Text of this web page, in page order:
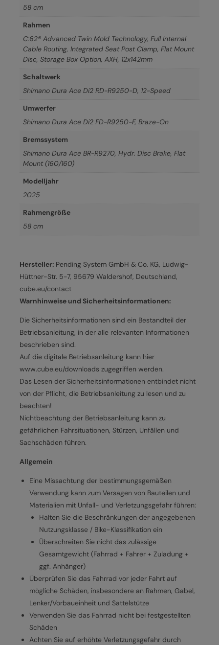
58 cm
Rahmen
C:62® Advanced Twin Mold Technology, Full Internal
Cable Routing, Integrated Seat Post Clamp, Flat Mount
Disc, Storage Box Option, AXH, 12x142mm
Schaltwerk
Shimano Dura Ace Di2 RD-R9250-D, 12-Speed
Umwerfer
Shimano Dura Ace Di2 FD-R9250-F, Braze-On
Bremssystem
Shimano Dura Ace BR-R9270, Hydr. Disc Brake, Flat
Mount (160/160)
Modelljahr
2025
Rahmengröße
58 cm
Hersteller: Pending System GmbH & Co. KG, Ludwig-
Hüttner-Str. 5-7, 95679 Waldershof, Deutschland,
cube.eu/contact
Warnhinweise und Sicherheitsinformationen:
Die Sicherheitsinformationen sind ein Bestandteil der
Betriebsanleitung, in der alle relevanten Informationen
beschrieben sind.
Auf die digitale Betriebsanleitung kann hier
www.cube.eu/downloads zugegriffen werden.
Das Lesen der Sicherheitsinformationen entbindet nicht
von der Pflicht, die Betriebsanleitung zu lesen und zu
beachten!
Nichtbeachtung der Betriebsanleitung kann zu
gefährlichen Fahrsituationen, Stürzen, Unfällen und
Sachschäden führen.
Allgemein
Eine Missachtung der bestimmungsgemäßen
Verwendung kann zum Versagen von Bauteilen und
Materialien mit Unfall- und Verletzungsgefahr führen:
Halten Sie die Beschränkungen der angegebenen
Nutzungsklasse / Bike-Klassifikation ein
Überschreiten Sie nicht das zulässige
Gesamtgewicht (Fahrrad + Fahrer + Zuladung +
ggf. Anhänger)
Überprüfen Sie das Fahrrad vor jeder Fahrt auf
mögliche Schäden, insbesondere an Rahmen, Gabel,
Lenker/Vorbaueinheit und Sattelstütze
Verwenden Sie das Fahrrad nicht bei festgestellten
Schäden
Achten Sie auf erhöhte Verletzungsgefahr durch